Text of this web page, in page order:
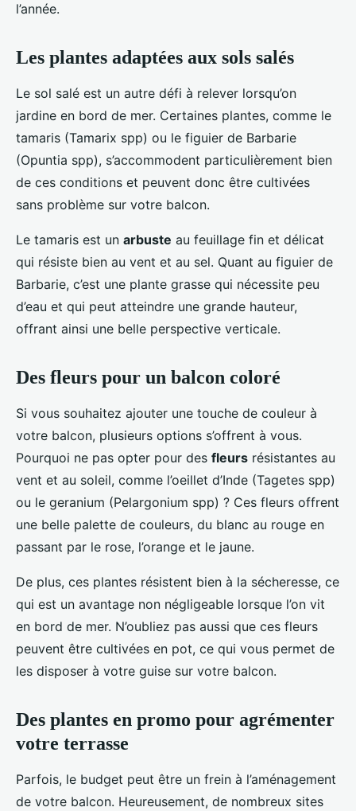
l’année.
Les plantes adaptées aux sols salés
Le sol salé est un autre défi à relever lorsqu’on
jardine en bord de mer. Certaines plantes, comme le
tamaris (Tamarix spp) ou le figuier de Barbarie
(Opuntia spp), s’accommodent particulièrement bien
de ces conditions et peuvent donc être cultivées
sans problème sur votre balcon.
Le tamaris est un arbuste au feuillage fin et délicat
qui résiste bien au vent et au sel. Quant au figuier de
Barbarie, c’est une plante grasse qui nécessite peu
d’eau et qui peut atteindre une grande hauteur,
offrant ainsi une belle perspective verticale.
Des fleurs pour un balcon coloré
Si vous souhaitez ajouter une touche de couleur à
votre balcon, plusieurs options s’offrent à vous.
Pourquoi ne pas opter pour des fleurs résistantes au
vent et au soleil, comme l’oeillet d’Inde (Tagetes spp)
ou le geranium (Pelargonium spp) ? Ces fleurs offrent
une belle palette de couleurs, du blanc au rouge en
passant par le rose, l’orange et le jaune.
De plus, ces plantes résistent bien à la sécheresse, ce
qui est un avantage non négligeable lorsque l’on vit
en bord de mer. N’oubliez pas aussi que ces fleurs
peuvent être cultivées en pot, ce qui vous permet de
les disposer à votre guise sur votre balcon.
Des plantes en promo pour agrémenter
votre terrasse
Parfois, le budget peut être un frein à l’aménagement
de votre balcon. Heureusement, de nombreux sites